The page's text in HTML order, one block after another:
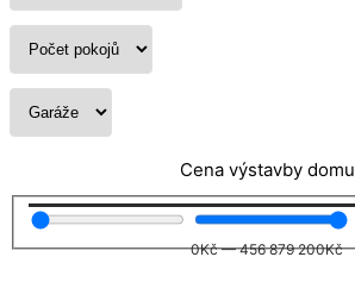
Cena výstavby domu
0Kč—456 879 200Kč